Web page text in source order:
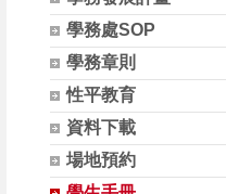
學務處SOP
學務章則
性平教育
資料下載
場地預約